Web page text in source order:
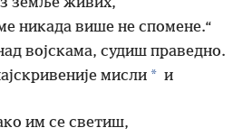
никада више не спомене.“
војскама, судиш праведно.
мисли * и
им се светиш,